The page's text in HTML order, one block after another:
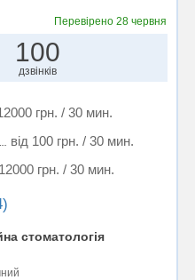
Перевірено28 червня
100
дзвінків
грн. / 30 мин.
від 100 грн. / 30 мин.
грн. / 30 мин.
стоматологія